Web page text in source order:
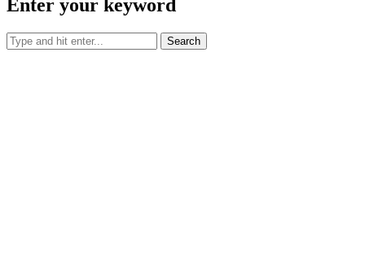
Enter your keyword
Search